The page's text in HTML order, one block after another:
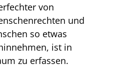
von
und
so etwas
ist in
zu erfassen.